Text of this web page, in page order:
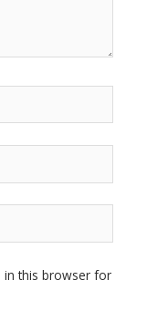
in this browser for